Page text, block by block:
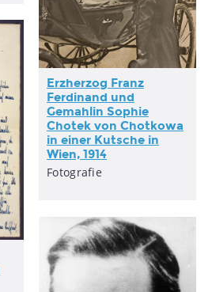
Erzherzog Franz
Ferdinand und
Gemahlin Sophie
Chotek von Chotkowa
in einer Kutsche in
Wien, 1914
Fotografie